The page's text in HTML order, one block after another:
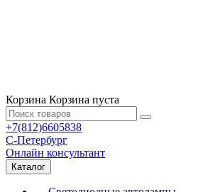
Корзина Корзина пуста
+7(812)6605838
С-Петербург
Онлайн консультант
Каталог